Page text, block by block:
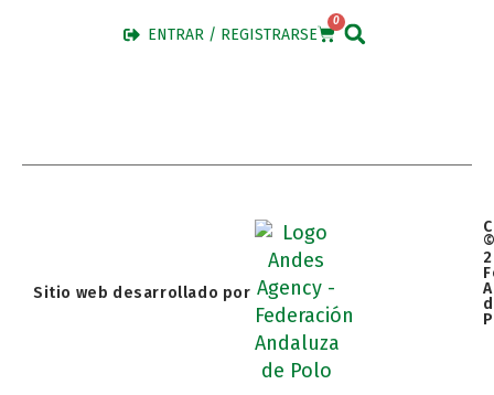
ENTRAR / REGISTRARSE
0
Sitio web desarrollado por